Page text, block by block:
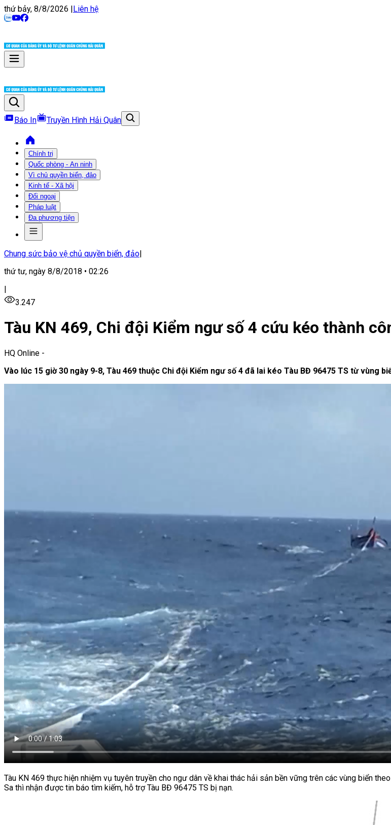
thứ bảy, 8/8/2026 |Liên hệ
Báo In Truyền Hình Hải Quân
Chính trị
Quốc phòng - An ninh
Vì chủ quyền biển, đảo
Kinh tế - Xã hội
Đối ngoại
Pháp luật
Đa phương tiện
Chung sức bảo vệ chủ quyền biển, đảo|
thứ tư, ngày 8/8/2018 • 02:26
|
3.247
Tàu KN 469, Chi đội Kiểm ngư số 4 cứu kéo thành
HQ Online -
Vào lúc 15 giờ 30 ngày 9-8, Tàu 469 thuộc Chi đội Kiểm ngư số 4 đã lai kéo Tàu BĐ 96475 TS từ vùng
Tàu KN 469 thực hiện nhiệm vụ tuyên truyền cho ngư dân về khai thác hải sản bền vững trên các vùng biển
Sa thì nhận được tin báo tìm kiếm, hỗ trợ Tàu BĐ 96475 TS bị nạn.